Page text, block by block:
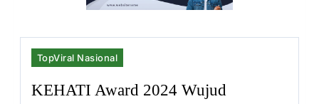
TopViral Nasional
KEHATI Award 2024 Wujud